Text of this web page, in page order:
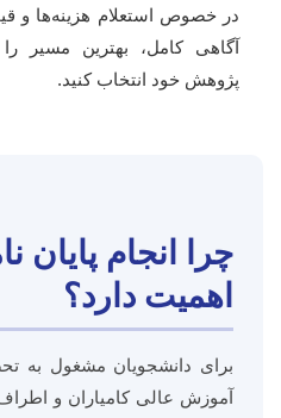
در خصوص استعلام هزینه‌ها و
آگاهی کامل، بهترین مسیر
پژوهش خود انتخاب کنید.
چرا انجام پایان
اهمیت دارد؟
برای دانشجویان مشغول به
آموزش عالی کامیاران و